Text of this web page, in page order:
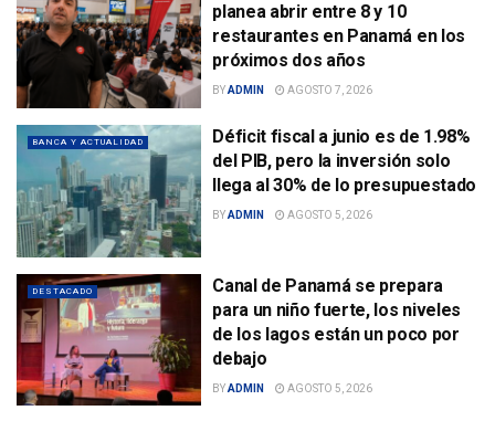
planea abrir entre 8 y 10
restaurantes en Panamá en los
próximos dos años
BYADMIN AGOSTO 7, 2026
BANCA Y ACTUALIDAD
Déficit fiscal a junio es de 1.98%
del PIB, pero la inversión solo
llega al 30% de lo presupuestado
BYADMIN AGOSTO 5, 2026
DESTACADO
Canal de Panamá se prepara
para un niño fuerte, los niveles
de los lagos están un poco por
debajo
BYADMIN AGOSTO 5, 2026